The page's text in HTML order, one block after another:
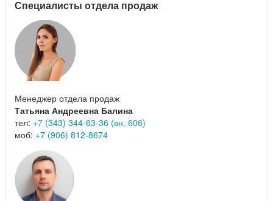
Специалисты отдела продаж
Менеджер отдела продаж
Татьяна Андреевна Балина
тел: +7 (343) 344-63-36 (вн. 606)
моб: +7 (906) 812-8674